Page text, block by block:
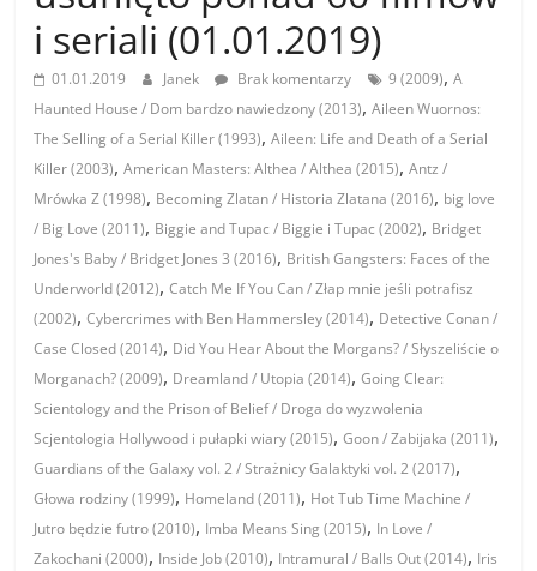
i seriali (01.01.2019)
01.01.2019 Janek Brak komentarzy 9 (2009),A
Haunted House / Dom bardzo nawiedzony (2013),Aileen Wuornos:
The Selling of a Serial Killer (1993),Aileen: Life and Death of a Serial
Killer (2003),American Masters: Althea / Althea (2015),Antz /
Mrówka Z (1998), Becoming Zlatan / Historia Zlatana (2016), big love
/ Big Love (2011), Biggie and Tupac / Biggie i Tupac (2002), Bridget
Jones's Baby / Bridget Jones 3 (2016), British Gangsters: Faces of the
Underworld (2012),Catch Me If You Can / Złap mnie jeśli potrafisz
(2002),Cybercrimes with Ben Hammersley (2014), Detective Conan /
Case Closed (2014), Did You Hear About the Morgans? / Słyszeliście o
Morganach? (2009), Dreamland / Utopia (2014),Going Clear:
Scientology and the Prison of Belief / Droga do wyzwolenia
Scjentologia Hollywood i pułapki wiary (2015),Goon / Zabijaka (2011),
Guardians of the Galaxy vol. 2 / Strażnicy Galaktyki vol. 2 (2017),
Głowa rodziny (1999), Homeland (2011), Hot Tub Time Machine /
Jutro będzie futro (2010), Imba Means Sing (2015), In Love /
Zakochani (2000), Inside Job (2010), Intramural / Balls Out (2014), Iris